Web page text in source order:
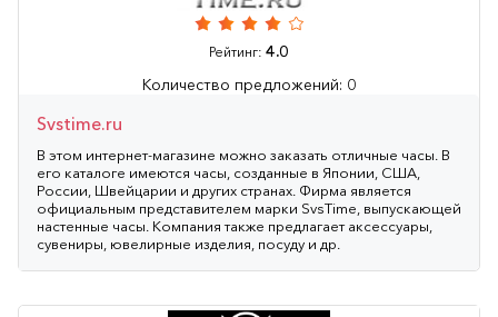
Рейтинг: 4.0
Количество предложений: 0
Svstime.ru
В этом интернет-магазине можно заказать отличные часы. В
его каталоге имеются часы, созданные в Японии, США,
России, Швейцарии и других странах. Фирма является
официальным представителем марки SvsTime, выпускающей
настенные часы. Компания также предлагает аксессуары,
сувениры, ювелирные изделия, посуду и др.